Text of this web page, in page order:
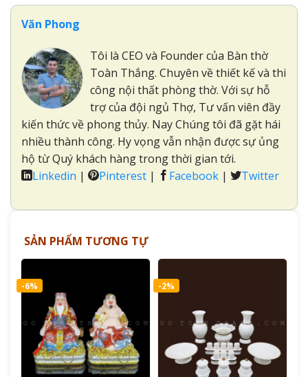
Văn Phong
Tôi là CEO và Founder của Bàn thờ
Toàn Thắng. Chuyên về thiết kế và thi
công nội thất phòng thờ. Với sự hỗ
trợ của đội ngủ Thợ, Tư vấn viên đầy
kiến thức về phong thủy. Nay Chúng tôi đã gặt hái
nhiều thành công. Hy vọng vẫn nhận được sự ủng
hộ từ Quý khách hàng trong thời gian tới.
Linkedin | Pinterest | Facebook | Twitter
SẢN PHẨM TƯƠNG TỰ
-6% -2%